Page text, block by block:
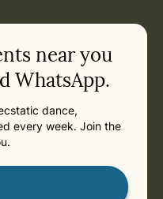
near you
WhatsApp.
dance,
every week. Join the